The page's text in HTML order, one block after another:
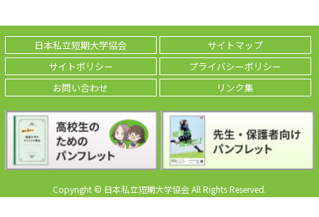
日本私立短期大学協会
サイトマップ
サイトポリシー
プライバシーポリシー
お問い合わせ
リンク集
Copyright © 日本私立短期大学協会 All Rights Reserved.